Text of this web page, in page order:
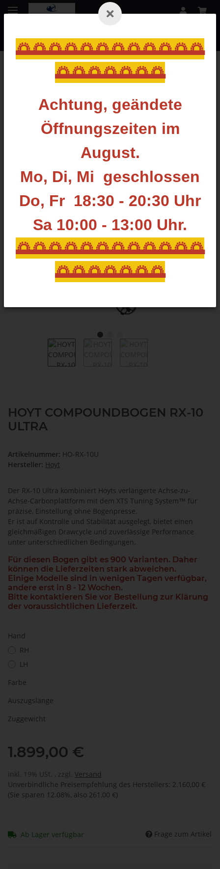
🌅🌅🌅🌅🌅🌅🌅🌅🌅🌅🌅🌅
🌅🌅🌅🌅🌅🌅🌅
Achtung, geändete
Öffnungszeiten im
August.
Mo, Di, Mi geschlossen
Do, Fr 18:30 - 20:30 Uhr
Sa 10:00 - 13:00 Uhr.
🌅🌅🌅🌅🌅🌅🌅🌅🌅🌅🌅🌅
🌅🌅🌅🌅🌅🌅🌅
Zurück zur Liste HOYT
HOYT COMPOUNDBOGEN RX-10
ULTRA
Artikelnummer: HO-RX-10U
Hersteller: Hoyt
Der RX-10 Ultra kombiniert Hoyts verlängerte Achse-zu-
Achse-Carbonplattform mit dem XTS Tuning System™ für
präzise, Einstellung ohne Bogenpresse.
Er ist auf Kontrolle und Stabilität ausgelegt, bietet einen
gleichmäßigen Drawcycle und zuverlässige Performance
unter unterschiedlichen Bedingungen.
Für diesen Bogen gibt es 900 Varianten. Daher
können die Lieferzeiten stark abweichen.
Einige Modelle sind in wenigen Tagen verfügbar,
andere erst in 8 - 12 Wochen.
Bitte kontaktieren Sie vor Bestellung zur Klärung
der voraussichtlichen Lieferzeit.
Hand
RH
LH
Farbe
Auszugslänge
Zuggewicht
1.899,00 €
inkl. 19% USt. , zzgl. Versand
Unverbindliche Preisempfehlung des Herstellers: 2.160,00 €
(Sie sparen 12.08%, also 261,00 €)
Ab Lager verfügbar Frage zum Artikel